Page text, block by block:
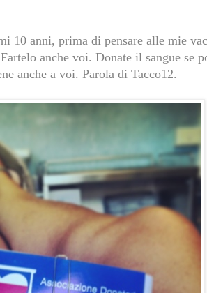
10 anni, prima di pensare alle mie
anche voi. Donate il sangue se
anche a voi. Parola di Tacco12.